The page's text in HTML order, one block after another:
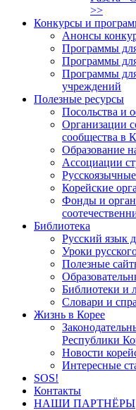
>>
Конкурсы и
Анонсы
Программы
Программы
Программы
учреждений
Полезные ресурсы
Посольства и
Организации
сообщества в
Образование
Ассоциации
Корейские
Фонды и
Библиотека
Русский язык
Уроки
Полезные
Библиотеки и
Словари и
Жизнь в Корее
Республики
Новости
Интересные
SOS!
Контакты
НАШИ ПАРТНЁРЫ